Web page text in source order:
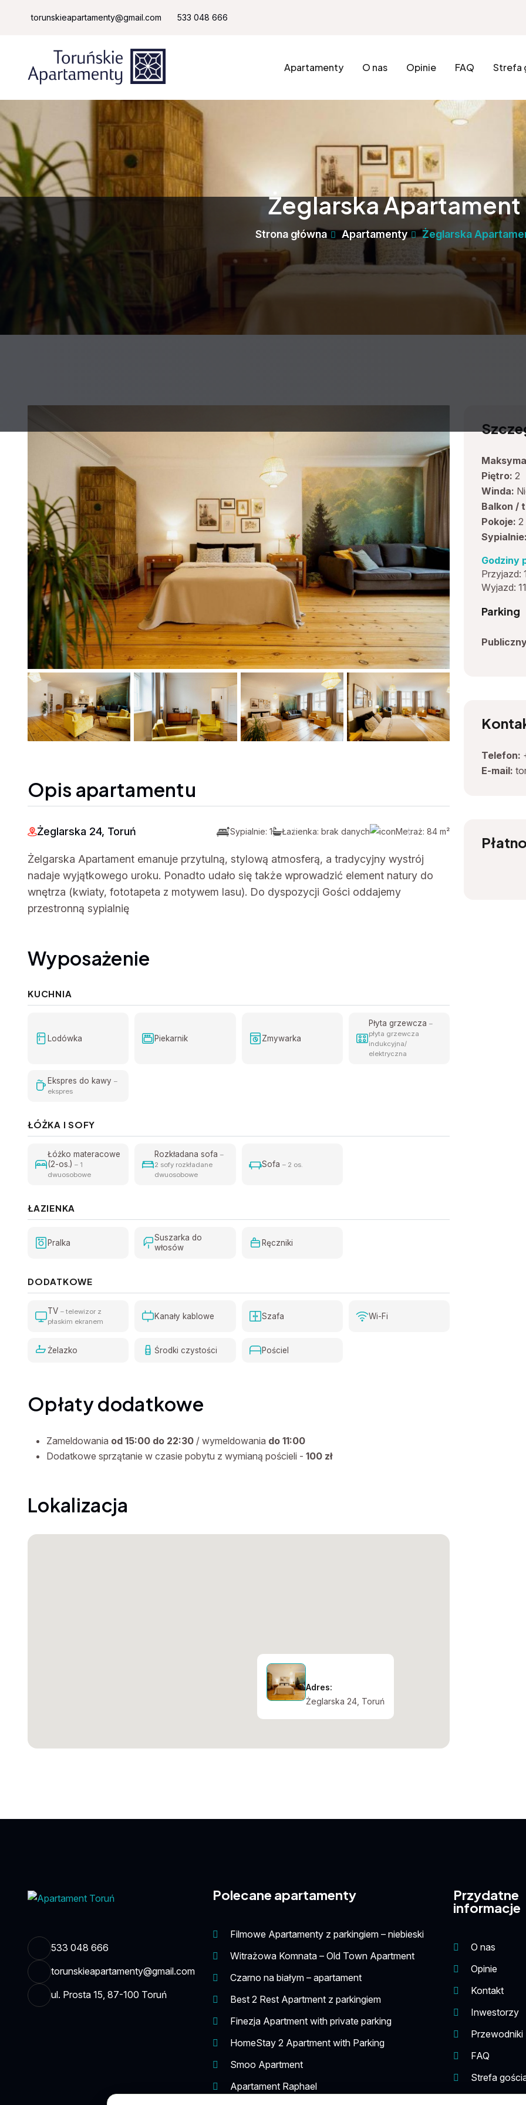
torunskieapartamenty@gmail.com 533 048 666
Apartamenty O nas Opinie FAQ Strefa
Żeglarska Apartament
Strona główna Apartamenty Żeglarska
Opis apartamentu
Żeglarska 24, Toruń Sypialnie: 1 Łazienka: brak danych Metraż: 84 m²
Żelgarska Apartament emanuje przytulną, stylową atmosferą, a tradycyjny wystrój
nadaje wyjątkowego uroku. Ponadto udało się także wprowadzić element natury do
wnętrza (kwiaty, fototapeta z motywem lasu). Do dyspozycji Gości oddajemy
przestronną sypialnię
Wyposażenie
KUCHNIA
Lodówka Piekarnik Zmywarka
Płyta grzewcza –
płyta grzewcza
indukcyjna/
elektryczna
Ekspres do kawy –
ekspres
ŁÓŻKA I SOFY
Łóżko materacowe
(2-os.) – 1
dwuosobowe
Rozkładana sofa–
2 sofy rozkładane
dwuosobowe
Sofa – 2 os.
ŁAZIENKA
Pralka
Suszarka do
włosów
Ręczniki
DODATKOWE
TV – telewizor z
płaskim ekranem
Kanały kablowe Szafa Wi-Fi
Żelazko Środki czystości Pościel
Opłaty dodatkowe
Zameldowania od 15:00 do 22:30 / wymeldowania do 11:00
Dodatkowe sprzątanie w czasie pobytu z wymianą pościeli - 100 zł
Lokalizacja
Adres:
Żeglarska 24, Toruń
Piętro: 2
Winda:
Balkon /
Pokoje: 2
Godziny
Przyjazd:
Wyjazd:
Parking
Telefon:
E-mail:
533 048 666
torunskieapartamenty@gmail.com
ul. Prosta 15, 87-100 Toruń
Polecane apartamenty
Filmowe Apartamenty z parkingiem – niebieski
Witrażowa Komnata – Old Town Apartment
Czarno na białym – apartament
Best 2 Rest Apartment z parkingiem
Finezja Apartment with private parking
HomeStay 2 Apartment with Parking
Smoo Apartment
Apartament Raphael
Przydatne
informacje
O nas
Opinie
Kontakt
Inwestorzy
Przewodniki
FAQ
Strefa